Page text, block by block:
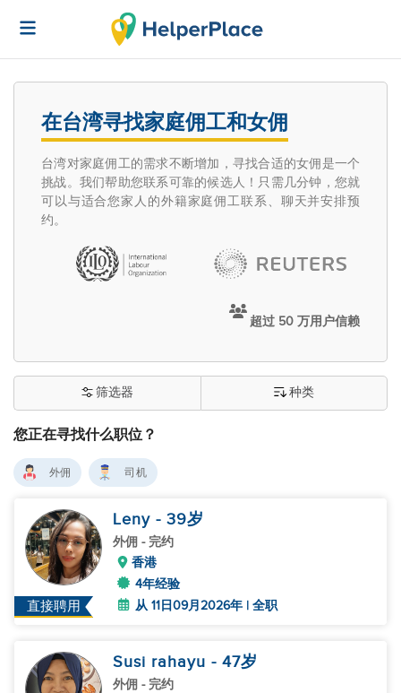
在台湾寻找家庭佣工和女佣
台湾对家庭佣工的需求不断增加，寻找合适的女佣是一个
挑战。我们帮助您联系可靠的候选人！只需几分钟，您就
可以与适合您家人的外籍家庭佣工联系、聊天并安排预
约。
超过 50 万用户信赖
您正在寻找什么职位？
筛选器 种类
外佣 司机
直接聘用
Leny - 39岁
外佣 - 完约
香港
4年经验
从 11日09月2026年 | 全职
Susi rahayu - 47岁
外佣 - 完约